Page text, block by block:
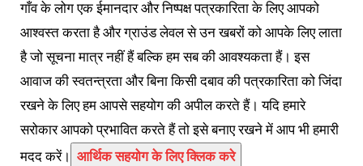
गाँव के लोग एक ईमानदार और निष्पक्ष पत्रकारिता के लिए आपको
आश्वस्त करता है और ग्राउंड लेवल से उन खबरों को आपके लिए लाता
है जो सूचना मात्र नहीं हैं बल्कि हम सब की आवश्यकता हैं। इस
आवाज की स्वतन्त्रता और बिना किसी दबाव की पत्रकारिता को जिंदा
रखने के लिए हम आपसे सहयोग की अपील करते हैं। यदि हमारे
सरोकार आपको प्रभावित करते हैं तो इसे बनाए रखने में आप भी हमारी
मदद करें। आर्थिक सहयोग के लिए क्लिक करे